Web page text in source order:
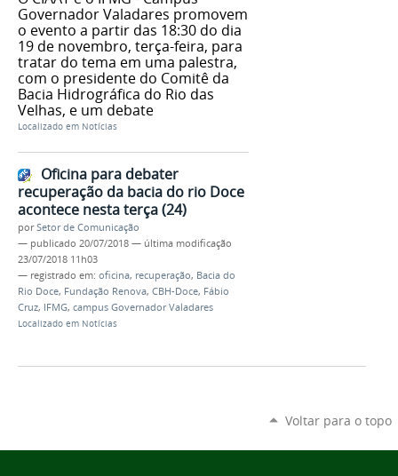
Governador Valadares promovem
o evento a partir das 18:30 do dia
19 de novembro, terça-feira, para
tratar do tema em uma palestra,
com o presidente do Comitê da
Bacia Hidrográfica do Rio das
Velhas, e um debate
Localizado em Notícias
Oficina para debater
recuperação da bacia do rio Doce
acontece nesta terça (24)
porSetor de Comunicação
— publicado 20/07/2018 — última modificação
23/07/2018 11h03
— registrado em: oficina, recuperação, Bacia do
Rio Doce, Fundação Renova, CBH-Doce, Fábio
Cruz, IFMG, campus Governador Valadares
Localizado em Notícias
Voltar para o topo